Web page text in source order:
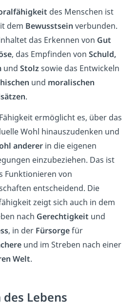
des Menschen ist
dem Bewusstsein verbunden.
das Erkennen von Gut
, das Empfinden von Schuld,
und Stolzsowie das Entwickeln
und moralischen
.
ermöglicht es, über das
Wohl hinauszudenken und
andererin die eigenen
einzubeziehen. Das ist
Funktionieren von
entscheidend. Die
zeigt sich auch in dem
nach Gerechtigkeit und
, in der Fürsorgefür
und im Streben nach einer
Welt.
des Lebens